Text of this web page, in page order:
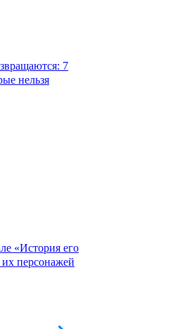
7
нельзя
«История его
персонажей